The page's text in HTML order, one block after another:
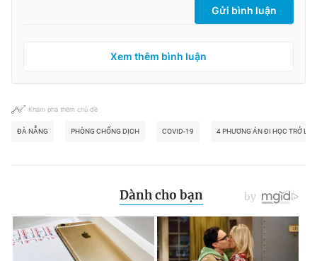
Gửi bình luận
Xem thêm bình luận
Khám phá thêm chủ đề
ĐÀ NẴNG PHÒNG CHỐNG DỊCH COVID-19 4 PHƯƠNG ÁN ĐI HỌC TRỞ LẠI